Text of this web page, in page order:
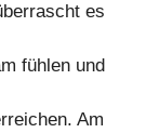
es
fühlen und
Am